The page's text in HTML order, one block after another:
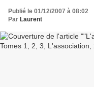
Publié le 01/12/2007 à 08:02
Par Laurent